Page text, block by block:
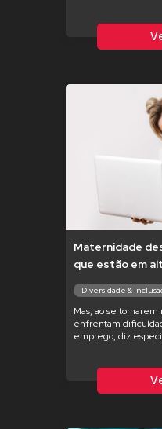
Maternidade
que estão em
Diversidade &
Mas, ao se
enfrentam
emprego, diz